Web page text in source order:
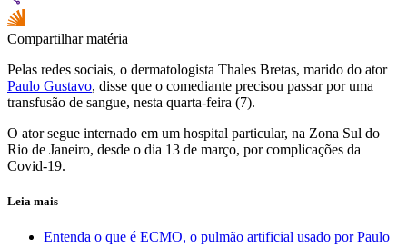
Compartilhar matéria
Pelas redes sociais, o dermatologista Thales Bretas, marido do ator
Paulo Gustavo, disse que o comediante precisou passar por uma
transfusão de sangue, nesta quarta-feira (7).
O ator segue internado em um hospital particular, na Zona Sul do
Rio de Janeiro, desde o dia 13 de março, por complicações da
Covid-19.
Leia mais
Entenda o que é ECMO, o pulmão artificial usado por Paulo